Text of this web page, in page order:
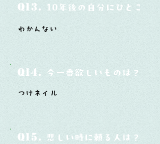
Q13. 10年後の自分にひとこと
わかんない
Q14. 今一番欲しいものは？
つけネイル
Q15. 悲しい時に頼る人は？